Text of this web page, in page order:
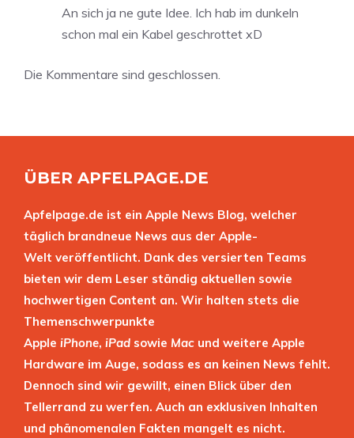
An sich ja ne gute Idee. Ich hab im dunkeln
schon mal ein Kabel geschrottet xD
Die Kommentare sind geschlossen.
ÜBER APFELPAGE.DE
Apfelpage.de ist ein Apple News Blog, welcher
täglich brandneue News aus der Apple-
Welt veröffentlicht. Dank des versierten Teams
bieten wir dem Leser ständig aktuellen sowie
hochwertigen Content an. Wir halten stets die
Themenschwerpunkte
Apple iPhone, iPad sowie Mac und weitere Apple
Hardware im Auge, sodass es an keinen News fehlt.
Dennoch sind wir gewillt, einen Blick über den
Tellerrand zu werfen. Auch an exklusiven Inhalten
und phänomenalen Fakten mangelt es nicht.